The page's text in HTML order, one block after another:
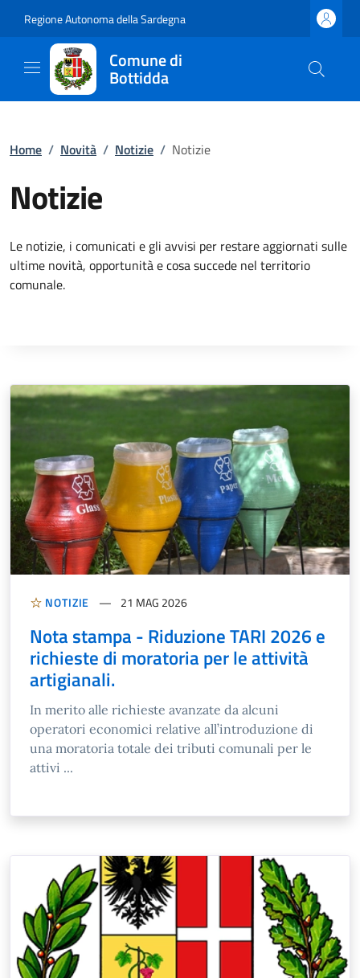
Regione Autonoma della Sardegna
Comune di
Bottidda
Home / Novità / Notizie / Notizie
Notizie
Le notizie, i comunicati e gli avvisi per restare aggiornati sulle
ultime novità, opportunità e cosa succede nel territorio
comunale.
NOTIZIE 21 MAG 2026
Nota stampa - Riduzione TARI 2026 e
richieste di moratoria per le attività
artigianali.
In merito alle richieste avanzate da alcuni
operatori economici relative all’introduzione di
una moratoria totale dei tributi comunali per le
attivi ...